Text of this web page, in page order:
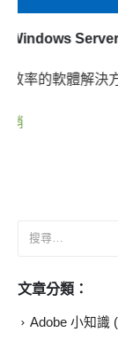
現在購買
Office 辦公軟
率的最佳選擇...
文章分類：
Adobe 小知識